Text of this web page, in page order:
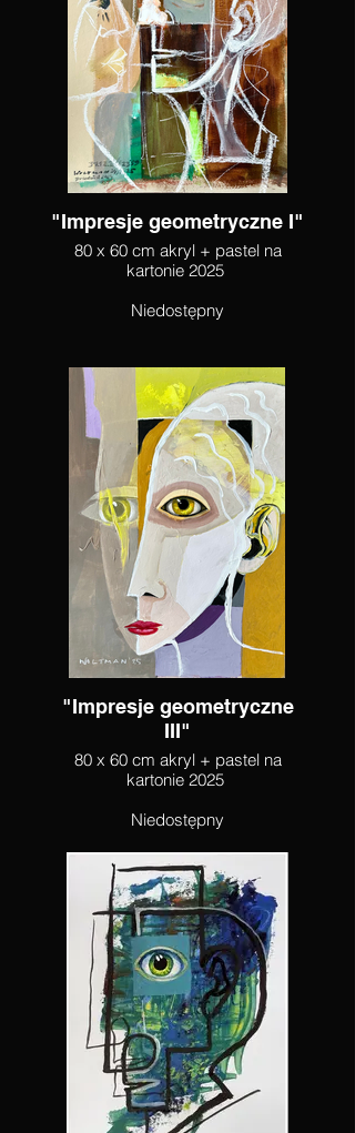
"Impresje geometryczne I"
80 x 60 cm akryl + pastel na
kartonie 2025
Niedostępny
"Impresje geometryczne
III"
80 x 60 cm akryl + pastel na
kartonie 2025
Niedostępny